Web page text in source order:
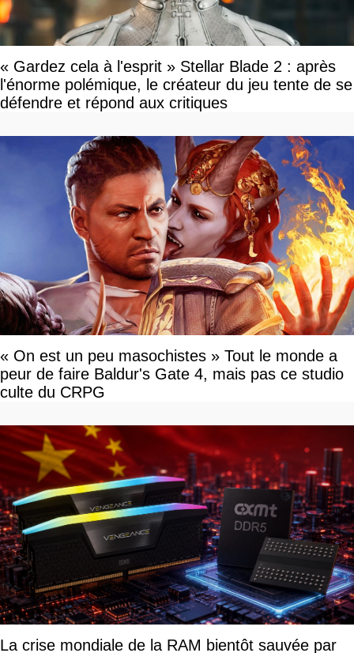
« Gardez cela à l'esprit » Stellar Blade 2 : après
l'énorme polémique, le créateur du jeu tente de se
défendre et répond aux critiques
« On est un peu masochistes » Tout le monde a
peur de faire Baldur's Gate 4, mais pas ce studio
culte du CRPG
La crise mondiale de la RAM bientôt sauvée par